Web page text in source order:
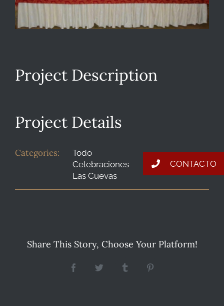
CONTACTO
Project Description
Project Details
Categories:
Todo
Celebraciones
Las Cuevas
Share This Story, Choose Your Platform!
FacebookTwitter TumblrPinterest
CONTACTO